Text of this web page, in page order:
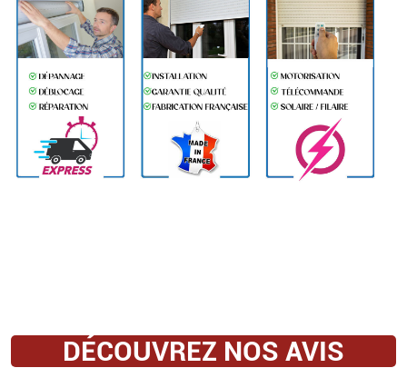
DÉCOUVREZ NOS AVIS